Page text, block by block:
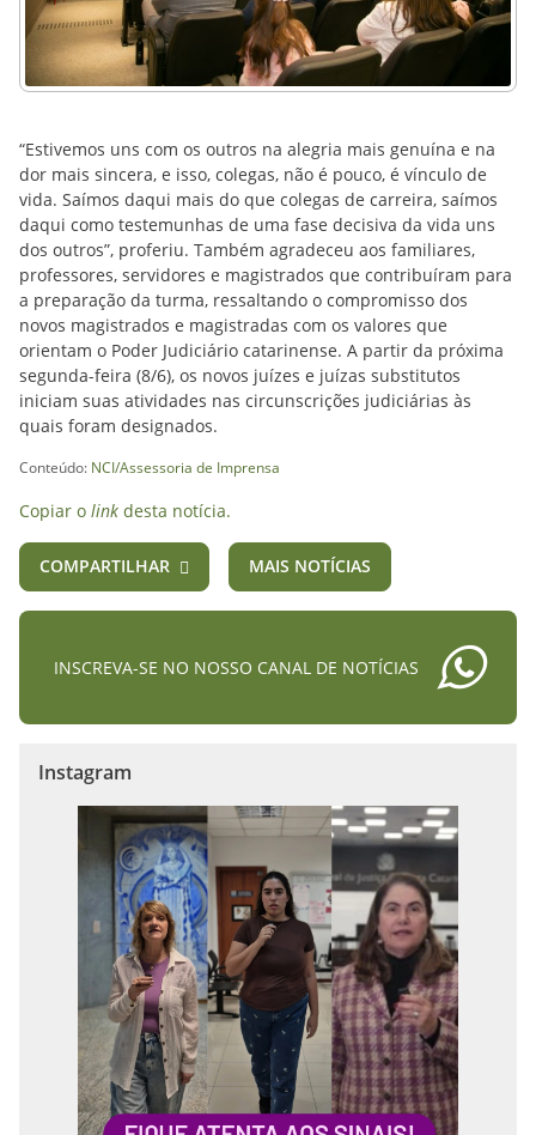
“Estivemos uns com os outros na alegria mais genuína e na
dor mais sincera, e isso, colegas, não é pouco, é vínculo de
vida. Saímos daqui mais do que colegas de carreira, saímos
daqui como testemunhas de uma fase decisiva da vida uns
dos outros”, proferiu. Também agradeceu aos familiares,
professores, servidores e magistrados que contribuíram para
a preparação da turma, ressaltando o compromisso dos
novos magistrados e magistradas com os valores que
orientam o Poder Judiciário catarinense. A partir da próxima
segunda-feira (8/6), os novos juízes e juízas substitutos
iniciam suas atividades nas circunscrições judiciárias às
quais foram designados.
Conteúdo: NCI/Assessoria de Imprensa
Copiar o link desta notícia.
COMPARTILHAR MAIS NOTÍCIAS
INSCREVA-SE NO NOSSO CANAL DE NOTÍCIAS
Instagram